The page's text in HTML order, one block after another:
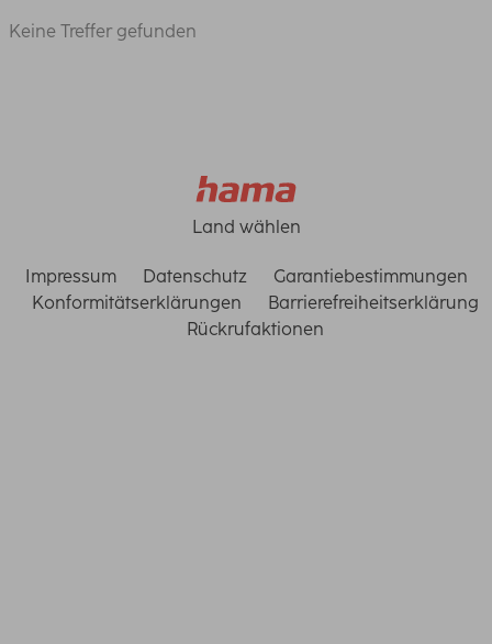
Keine Treffer gefunden
Land wählen
Impressum Datenschutz
Garantiebestimmungen
Konformitätserklärungen
Barrierefreiheitserklärung
Rückrufaktionen